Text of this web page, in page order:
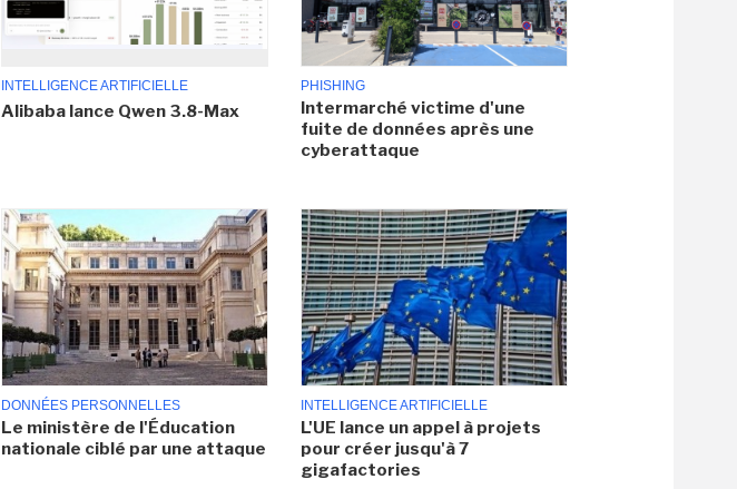
INTELLIGENCE ARTIFICIELLE
Alibaba lance Qwen 3.8-Max
PHISHING
Intermarché victime d'une
fuite de données après une
cyberattaque
DONNÉES PERSONNELLES
Le ministère de l'Éducation
nationale ciblé par une attaque
INTELLIGENCE ARTIFICIELLE
L'UE lance un appel à projets
pour créer jusqu'à 7
gigafactories